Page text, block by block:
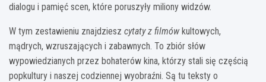
dialogu i pamięć scen, które poruszyły miliony widzów.
W tym zestawieniu znajdziesz cytaty z filmówkultowych,
mądrych, wzruszających i zabawnych. To zbiór słów
wypowiedzianych przez bohaterów kina, którzy stali się częścią
popkultury i naszej codziennej wyobraźni. Są tu teksty o